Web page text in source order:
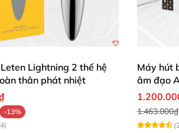
(ví dụ: vibrator silicone, 20 chế
hơn hoặc sang trọng hơn.
Lightning 2 thế hệ
thân phát nhiệt
-13%
Máy hút
âm đạo
1.463.000₫